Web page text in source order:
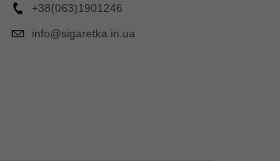
+38(063)1901246
info@sigaretka.in.ua